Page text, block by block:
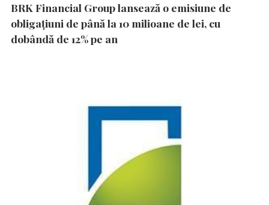
BRK Financial Group lansează o emisiune de
obligațiuni de până la 10 milioane de lei, cu
dobândă de 12% pe an